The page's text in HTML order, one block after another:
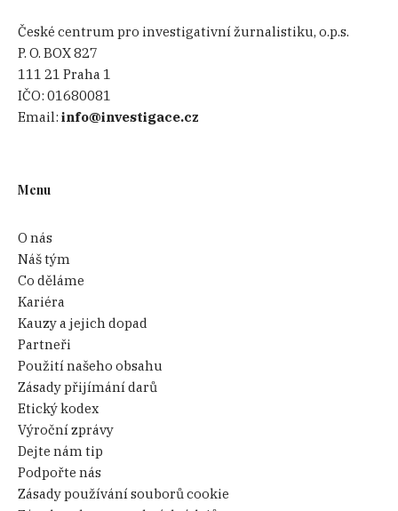
České centrum pro investigativní žurnalistiku, o.p.s.
P. O. BOX 827
111 21 Praha 1
IČO:01680081
Email:info@investigace.cz
Menu
O nás
Náš tým
Co děláme
Kariéra
Kauzy a jejich dopad
Partneři
Použití našeho obsahu
Zásady přijímání darů
Etický kodex
Výroční zprávy
Dejte nám tip
Podpořte nás
Zásady používání souborů cookie